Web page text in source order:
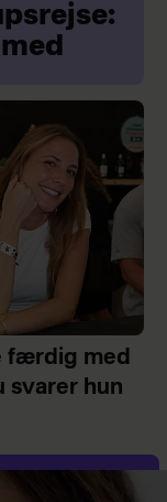
færdig med
svarer hun